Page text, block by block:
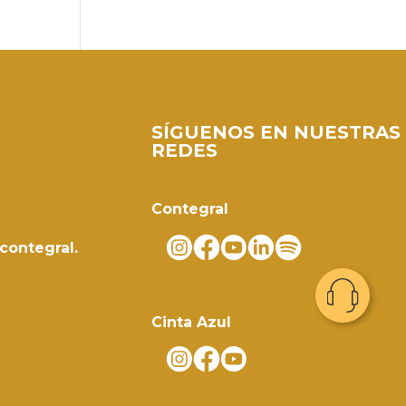
SÍGUENOS EN NUESTRAS
REDES
Contegral
Cinta Azul